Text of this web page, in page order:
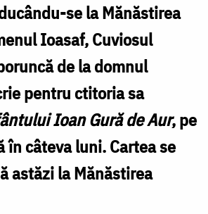
se la Mănăstirea
Ioasaf, Cuviosul
de la domnul
pentru ctitoria sa
Ioan Gură de Aur, pe
în câteva luni. Cartea se
astăzi la Mănăstirea